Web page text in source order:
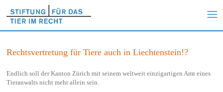
Rechtsvertretung für Tiere auch in Liechtenstein!?
Endlich soll der Kanton Zürich mit seinem weltweit einzigartigen Amt eines
Tieranwalts nicht mehr allein sein.